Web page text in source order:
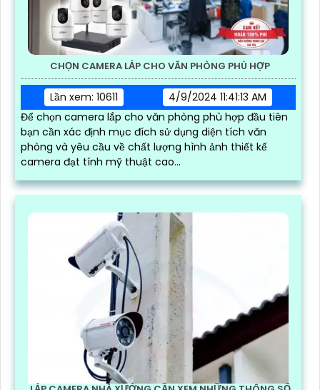
CHỌN CAMERA LẮP CHO VĂN PHÒNG PHÙ HỢP
Lần xem: 10611
4/9/2024 11:41:13 AM
Để chọn camera lắp cho văn phòng phù hợp đầu tiên
bạn cần xác định mục đích sử dụng diện tích văn
phòng và yêu cầu về chất lượng hình ảnh thiết kế
camera đạt tính mỹ thuật cao...